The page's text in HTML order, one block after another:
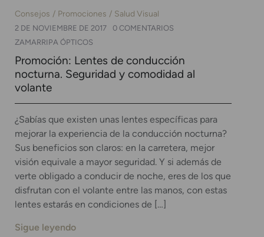
Consejos Promociones Salud Visual
2 DE NOVIEMBRE DE 2017
0 COMENTARIOS
ZAMARRIPA ÓPTICOS
Promoción: Lentes de conducción
nocturna. Seguridad y comodidad al
volante
¿Sabías que existen unas lentes específicas para
mejorar la experiencia de la conducción nocturna?
Sus beneficios son claros: en la carretera, mejor
visión equivale a mayor seguridad. Y si además de
verte obligado a conducir de noche, eres de los que
disfrutan con el volante entre las manos, con estas
lentes estarás en condiciones de […]
Sigue leyendo